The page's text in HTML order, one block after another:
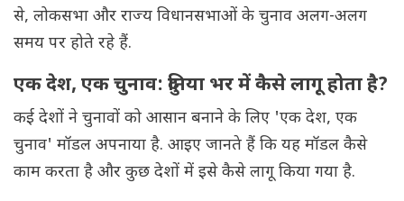
से, लोकसभा और राज्य विधानसभाओं के चुनाव अलग-अलग
समय पर होते रहे हैं.
एक देश, एक चुनाव: दुनिया भर में कैसे लागू होता है?
कई देशों ने चुनावों को आसान बनाने के लिए 'एक देश, एक
चुनाव' मॉडल अपनाया है. आइए जानते हैं कि यह मॉडल कैसे
काम करता है और कुछ देशों में इसे कैसे लागू किया गया है.